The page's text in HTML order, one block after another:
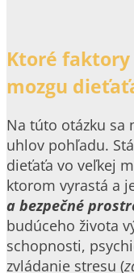
Ktoré
mozgu
Na túto otázku sa
uhlov pohľadu.
dieťaťa vo veľkej
ktorom vyrastá a
a bezpečné
budúceho života
schopnosti,
zvládanie stresu (